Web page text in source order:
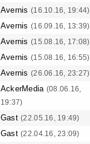
Avernis(16.10.16, 19:44)
Avernis(16.09.16, 13:39)
Avernis(15.08.16, 17:08)
Avernis(15.08.16, 16:55)
Avernis(26.06.16, 23:27)
AckerMedia (08.06.16,
19:37)
Gast(22.05.16, 19:49)
Gast(22.04.16, 23:09)